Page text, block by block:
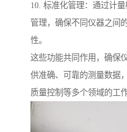
10. 标准化管理：通过计
管理，确保不同仪器之间
性。
这些功能共同作用，确保
供准确、可靠的测量数据
质量控制等多个领域的工作